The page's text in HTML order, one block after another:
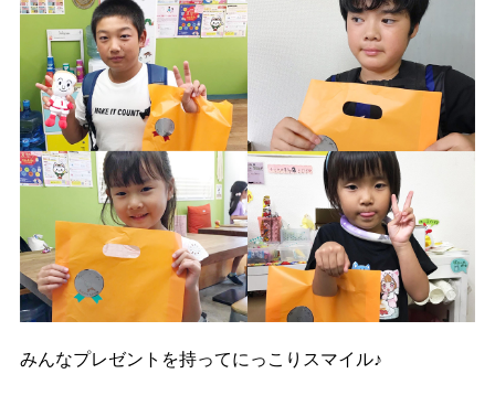
みんなプレゼントを持ってにっこりスマイル♪